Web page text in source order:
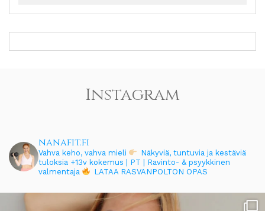
Instagram
nanafit.fi
Vahva keho, vahva mieli
Näkyviä, tuntuvia ja kestäviä
tuloksia +13v kokemus | PT | Ravinto- & psyykkinen
valmentaja
LATAA RASVANPOLTON OPAS